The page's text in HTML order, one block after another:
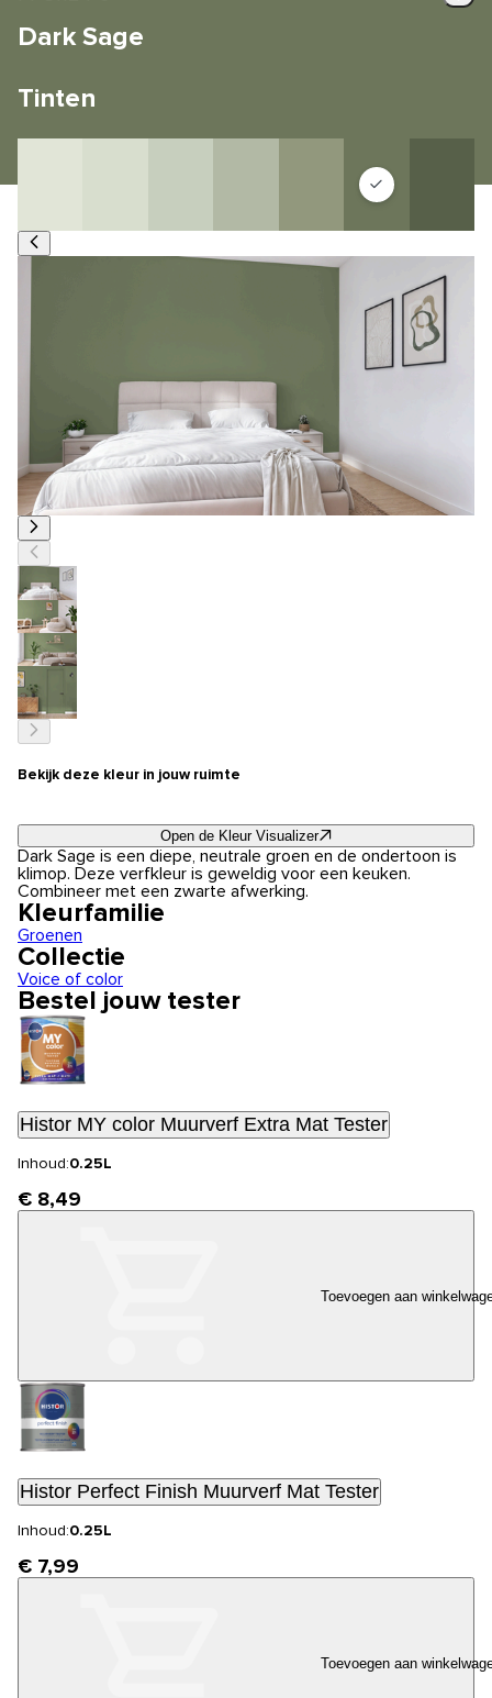
Dark Sage
Tinten
Bekijk deze kleur in jouw ruimte
Open de Kleur Visualizer
Dark Sage is een diepe, neutrale groen en de ondertoon is
klimop. Deze verfkleur is geweldig voor een keuken.
Combineer met een zwarte afwerking.
Kleurfamilie
Groenen
Collectie
Voice of color
Bestel jouw tester
Histor MY color Muurverf Extra Mat Tester
Inhoud:0.25L
€ 8,49
Toevoegen aan
Histor Perfect Finish Muurverf Mat Tester
Inhoud:0.25L
€ 7,99
Toevoegen aan